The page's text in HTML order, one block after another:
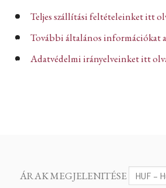
Teljes szállítási feltételeinket itt
További általános információkat
Adatvédelmi irányelveinket itt
ÁRAK MEGJELENITÉSE